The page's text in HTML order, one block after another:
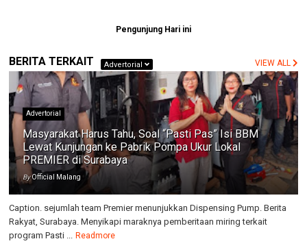
Pengunjung Hari ini
BERITA TERKAIT Advertorial VIEW ALL
Advertorial
Masyarakat Harus Tahu, Soal “Pasti Pas” Isi BBM
Lewat Kunjungan ke Pabrik Pompa Ukur Lokal
PREMIER di Surabaya
ByOfficial Malang
Caption. sejumlah team Premier menunjukkan Dispensing Pump. Berita
Rakyat, Surabaya. Menyikapi maraknya pemberitaan miring terkait
program Pasti ...
Readmore